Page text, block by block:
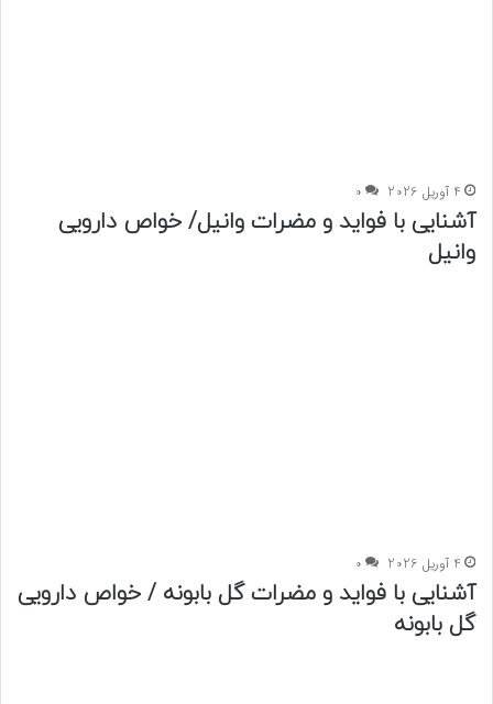
4 آوریل 2026 0
آشنایی با فواید و مضرات وانیل/ خواص دارویی
وانیل
4 آوریل 2026 0
آشنایی با فواید و مضرات گل بابونه / خواص دارویی
گل بابونه